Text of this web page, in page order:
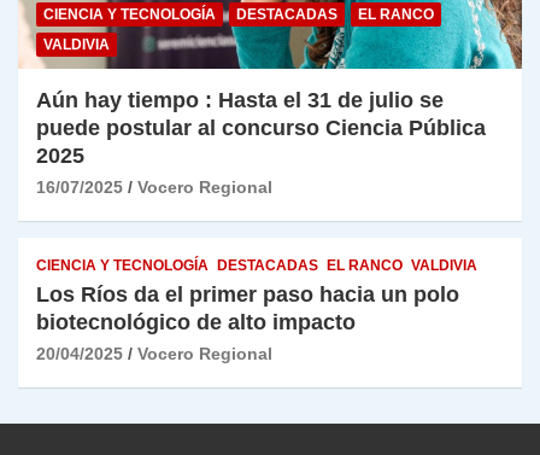
CIENCIA Y TECNOLOGÍA DESTACADAS
EL RANCO
VALDIVIA
Aún hay tiempo : Hasta el 31 de julio se
puede postular al concurso Ciencia Pública
2025
16/07/2025 Vocero Regional
CIENCIA Y TECNOLOGÍA DESTACADAS EL RANCO VALDIVIA
Los Ríos da el primer paso hacia un polo
biotecnológico de alto impacto
20/04/2025 Vocero Regional